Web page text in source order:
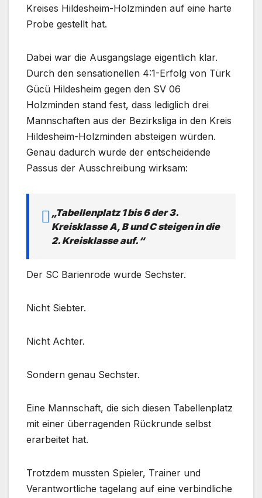
Kreises Hildesheim-Holzminden auf eine harte
Probe gestellt hat.
Dabei war die Ausgangslage eigentlich klar.
Durch den sensationellen 4:1-Erfolg von Türk
Gücü Hildesheim gegen den SV 06
Holzminden stand fest, dass lediglich drei
Mannschaften aus der Bezirksliga in den Kreis
Hildesheim-Holzminden absteigen würden.
Genau dadurch wurde der entscheidende
Passus der Ausschreibung wirksam:
„Tabellenplatz 1 bis 6 der 3.
Kreisklasse A, B und C steigen in die
2. Kreisklasse auf.“
Der SC Barienrode wurde Sechster.
Nicht Siebter.
Nicht Achter.
Sondern genau Sechster.
Eine Mannschaft, die sich diesen Tabellenplatz
mit einer überragenden Rückrunde selbst
erarbeitet hat.
Trotzdem mussten Spieler, Trainer und
Verantwortliche tagelang auf eine verbindliche